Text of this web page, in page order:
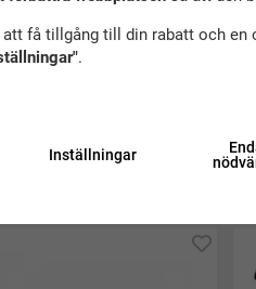
få tillgång till din rabatt och en
.
Inställningar